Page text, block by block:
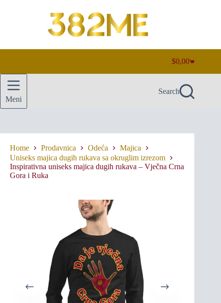
Shopping
cart
$0,00
Meni
Search
Home Prodavnica Odeća
Majica
Uniseks majica dugih rukava sa okruglim izrezom
Inspirativna uniseks majica dugih rukava – Vječna Crna
Gora i Ruka